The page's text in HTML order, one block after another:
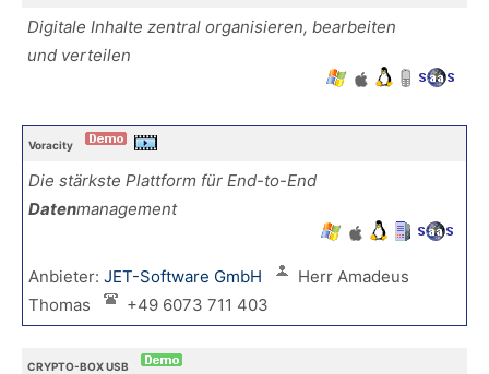
Digitale Inhalte zentral organisieren, bearbeiten
und verteilen
Voracity
Die stärkste Plattform für End-to-End
Datenmanagement
Anbieter: JET-Software GmbH
Herr Amadeus
Thomas
+49 6073 711 403
CRYPTO-BOX USB